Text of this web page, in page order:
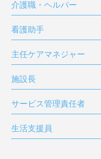
介護職・ヘルパー
看護助手
主任ケアマネジャー
施設長
サービス管理責任者
生活支援員